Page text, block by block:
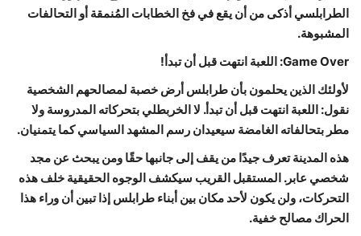
الطرابلسي أذكى من أن يقع في فخ الخطابات المُنمقة أو التحالفات
المشبوهة.
Game Over: اللعبة انتهت قبل أن تبدأ!
لأولئك الذين يحلمون بأن طرابلس أرض خصبة لمصالحهم الشخصية
نقول: اللعبة انتهت قبل أن تبدأ. لا الخربطلي بتحركاته المدروسة ولا
مطر بتحالفاته الغامضة سيعيدان رسم المشهد السياسي كما يتمنيان.
هذه المدينة تعرف جيدًا من يقف إلى جانبها حقًا ومن يبحث عن مجد
شخصي عابر. المستقبل القريب سيكشف الوجوه الحقيقية خلف هذه
التحركات، ولن يكون لأحد مكان بين أبناء طرابلس إذا تبين أن وراء هذا
الحراك مصالح خفية.